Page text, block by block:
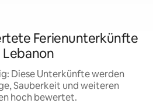
Ferienunterkünfte
Lebanon
Diese Unterkünfte werden
Sauberkeit und weiteren
hoch bewertet.